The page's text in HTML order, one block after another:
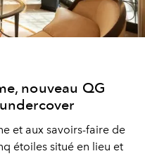
nouveau QG
et aux savoirs-faire de
étoiles situé en lieu et